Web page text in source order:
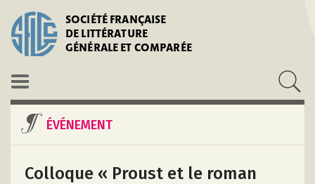
SOCIÉTÉ FRANÇAISE
DE LITTÉRATURE
GÉNÉRALE ET COMPARÉE
ÉVÉNEMENT
Colloque « Proust et le roman